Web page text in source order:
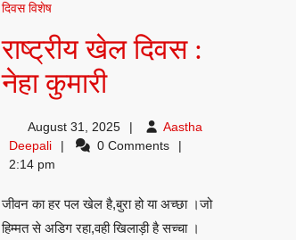
दिवस विशेष
राष्ट्रीय खेल दिवस :
नेहा कुमारीराष्ट्रीय
खेल
दिवस
नेहा
August 31, 2025
Aastha
DeepaliAastha
Deepali
0 Comments
2:14 pm
जीवन का हर पल खेल है,बुरा हो या अच्छा ।जो
हिम्मत से अडिग रहा,वही खिलाड़ी है सच्चा ।